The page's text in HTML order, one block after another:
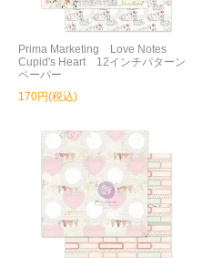
Prima Marketing Love Notes
Cupid's Heart 12インチパターン
ペーパー
170円(税込)